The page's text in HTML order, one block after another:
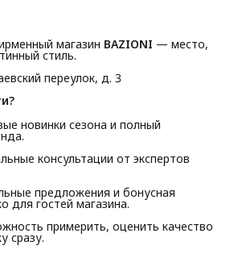
магазин BAZIONI — место,
стиль.
переулок, д. 3
новинки сезона и полный
консультации от экспертов
предложения и бонусная
для гостей магазина.
примерить, оценить качество
сразу.